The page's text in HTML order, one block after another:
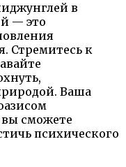
в
— это
Стремитесь к
Ваша
сможете
психического